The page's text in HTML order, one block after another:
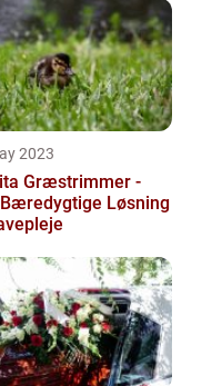
2023
Græstrimmer -
Løsning